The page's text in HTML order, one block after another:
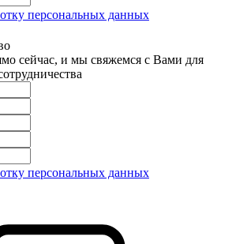
персональных данных
сейчас, и мы свяжемся с Вами для
персональных данных